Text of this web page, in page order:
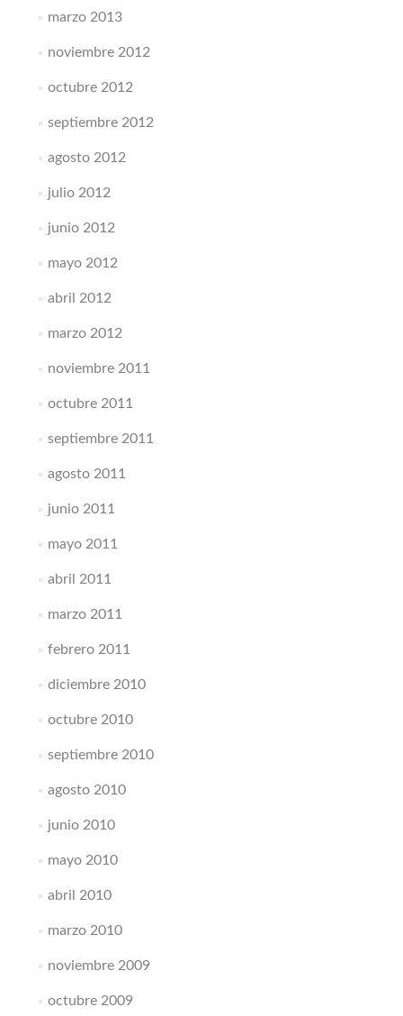
marzo 2013
noviembre 2012
octubre 2012
septiembre 2012
agosto 2012
julio 2012
junio 2012
mayo 2012
abril 2012
marzo 2012
noviembre 2011
octubre 2011
septiembre 2011
agosto 2011
junio 2011
mayo 2011
abril 2011
marzo 2011
febrero 2011
diciembre 2010
octubre 2010
septiembre 2010
agosto 2010
junio 2010
mayo 2010
abril 2010
marzo 2010
noviembre 2009
octubre 2009